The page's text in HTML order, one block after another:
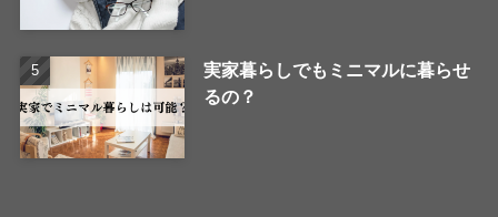
実家暮らしでもミニマルに暮らせ
るの？